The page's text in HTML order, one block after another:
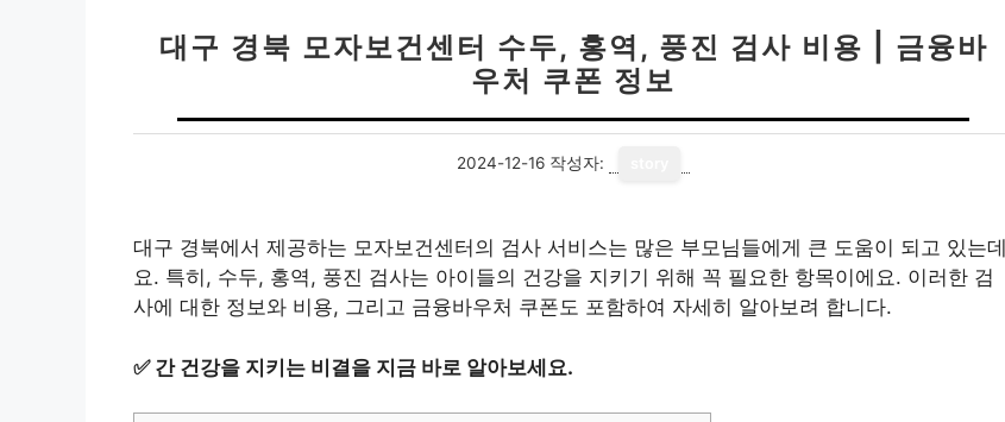
대구 경북 모자보건센터 수두, 홍역, 풍진 검사 비용 | 금융바
우처 쿠폰 정보
2024-12-16 작성자:
대구 경북에서 제공하는 모자보건센터의 검사 서비스는 많은 부모님들에게 큰 도움이 되고 있는데
요. 특히, 수두, 홍역, 풍진 검사는 아이들의 건강을 지키기 위해 꼭 필요한 항목이에요. 이러한 검
사에 대한 정보와 비용, 그리고 금융바우처 쿠폰도 포함하여 자세히 알아보려 합니다.
✅ 간 건강을 지키는 비결을 지금 바로 알아보세요.